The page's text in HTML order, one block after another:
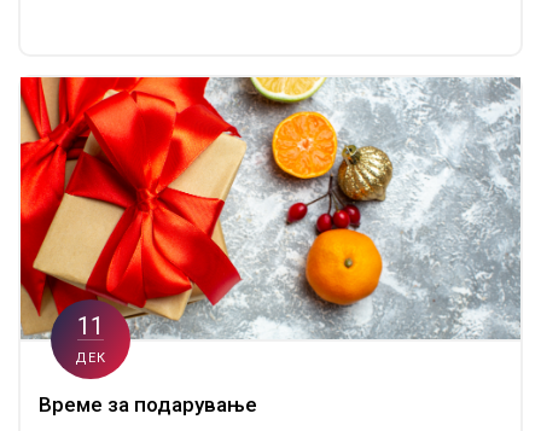
11
ДЕК
Време за подарување